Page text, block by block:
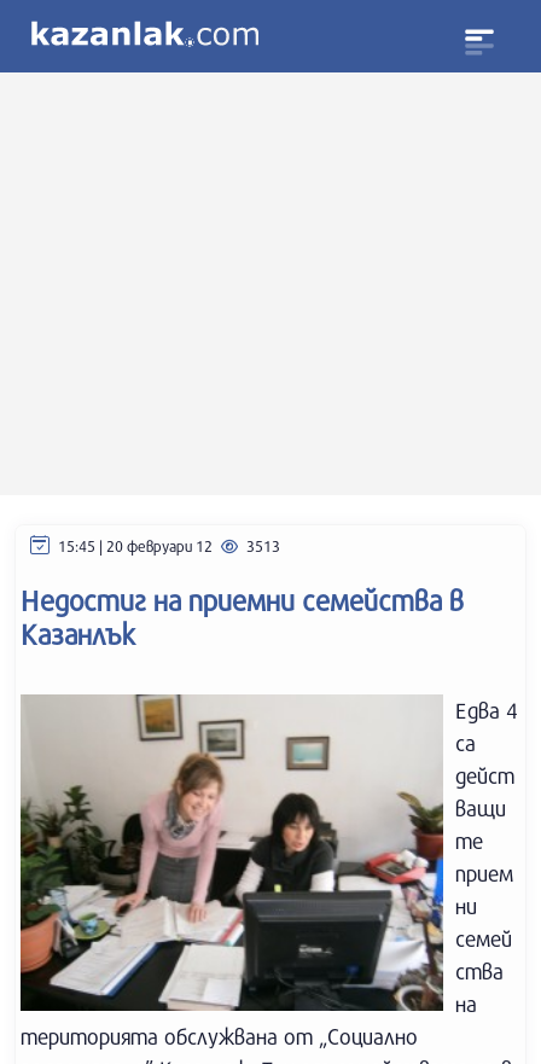
15:45 | 20 февруари 12 3513
Недостиг на приемни семейства в
Казанлък
Едва 4
са
дейст
ващи
те
прием
ни
семей
ства
на
територията обслужвана от „Социално